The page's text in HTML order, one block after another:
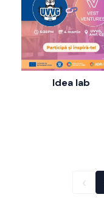
Idea lab
‹